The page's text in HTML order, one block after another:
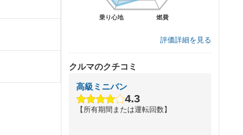
燃費
乗り心地 燃費
乗り心地
評価詳細を見る
クルマのクチコミ
高級ミニバン
4.3
【所有期間または運転回数】